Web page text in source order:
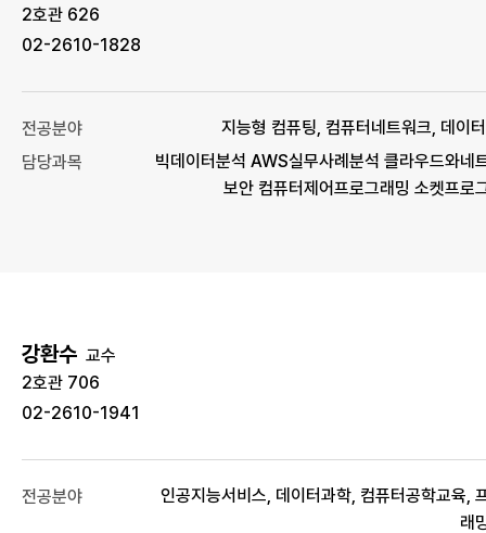
2호관 626
02-2610-1828
전공분야
지능형 컴퓨팅, 컴퓨터네트워크, 데이
담당과목
빅데이터분석 AWS실무사례분석 클라우드와네
보안 컴퓨터제어프로그래밍 소켓프로
강환수 교수
2호관 706
02-2610-1941
전공분야
인공지능서비스, 데이터과학, 컴퓨터공학교육,
래